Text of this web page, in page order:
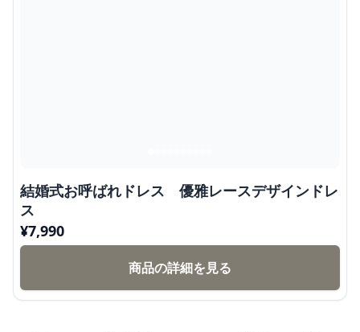
結婚式お呼ばれドレス 優雅レースデザインドレ
ス
¥7,990
商品の詳細を見る